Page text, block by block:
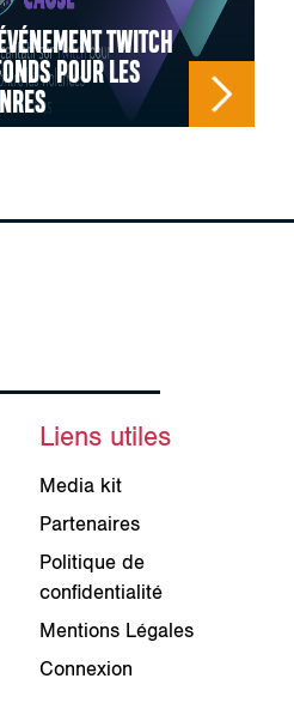
TWITCH
POUR LES
Liens utiles
Media kit
Partenaires
Politique de
confidentialité
Mentions Légales
Connexion